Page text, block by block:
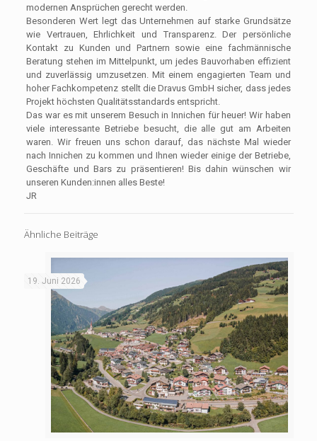
modernen Ansprüchen gerecht werden.
Besonderen Wert legt das Unternehmen auf starke Grundsätze
wie Vertrauen, Ehrlichkeit und Transparenz. Der persönliche
Kontakt zu Kunden und Partnern sowie eine fachmännische
Beratung stehen im Mittelpunkt, um jedes Bauvorhaben effizient
und zuverlässig umzusetzen. Mit einem engagierten Team und
hoher Fachkompetenz stellt die Dravus GmbH sicher, dass jedes
Projekt höchsten Qualitätsstandards entspricht.
Das war es mit unserem Besuch in Innichen für heuer! Wir haben
viele interessante Betriebe besucht, die alle gut am Arbeiten
waren. Wir freuen uns schon darauf, das nächste Mal wieder
nach Innichen zu kommen und Ihnen wieder einige der Betriebe,
Geschäfte und Bars zu präsentieren! Bis dahin wünschen wir
unseren Kunden:innen alles Beste!
JR
Ähnliche Beiträge
19. Juni 2026